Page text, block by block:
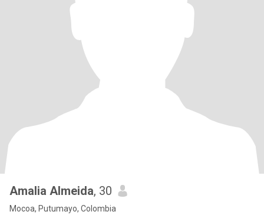
Amalia Almeida, 30
Mocoa, Putumayo, Colombia